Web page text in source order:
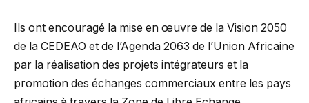
Ils ont encouragé la mise en œuvre de la Vision 2050
de la CEDEAO et de l’Agenda 2063 de l’Union Africaine
par la réalisation des projets intégrateurs et la
promotion des échanges commerciaux entre les pays